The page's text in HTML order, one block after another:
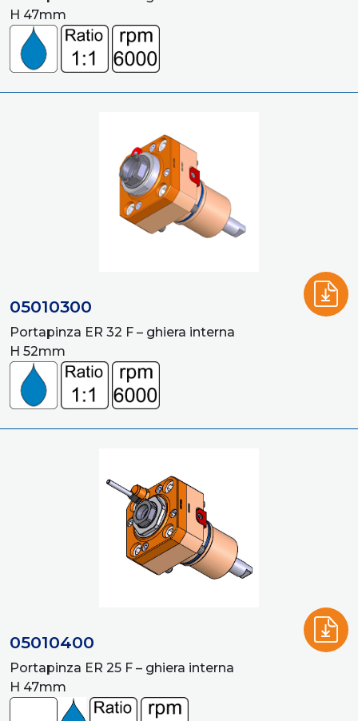
H 47mm
05010300
Portapinza ER 32 F – ghiera interna
H 52mm
05010400
Portapinza ER 25 F – ghiera interna
H 47mm